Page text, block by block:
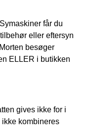
får du
eller eftersyn
besøger
ELLER i butikken
gives ikke for i
ikke kombineres